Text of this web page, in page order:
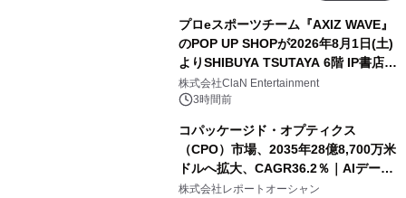
プロeスポーツチーム『AXIZ WAVE』
のPOP UP SHOPが2026年8月1日(土)
よりSHIBUYA TSUTAYA 6階 IP書店で
開催決定！！
株式会社ClaN Entertainment
3時間前
コパッケージド・オプティクス
（CPO）市場、2035年28億8,700万米
ドルへ拡大、CAGR36.2％｜AIデータ
センター・高速光通信需要が成長を加
株式会社レポートオーシャン